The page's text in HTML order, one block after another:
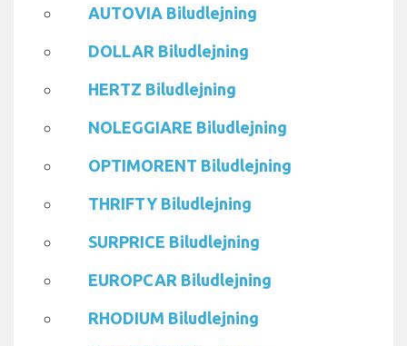
AUTOVIA Biludlejning
DOLLAR Biludlejning
HERTZ Biludlejning
NOLEGGIARE Biludlejning
OPTIMORENT Biludlejning
THRIFTY Biludlejning
SURPRICE Biludlejning
EUROPCAR Biludlejning
RHODIUM Biludlejning